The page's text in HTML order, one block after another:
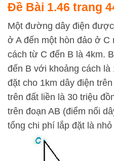
Đề Bài 1.46 trang
Một đường dây điện
ở A đến một hòn đảo ở C
cách từ C đến B là 4km.
đến B với khoảng cách
đặt cho 1km dây điện
trên đất liền là 30 triệu
trên đoạn AB (điểm nối
tổng chi phí lắp đặt là nhỏ